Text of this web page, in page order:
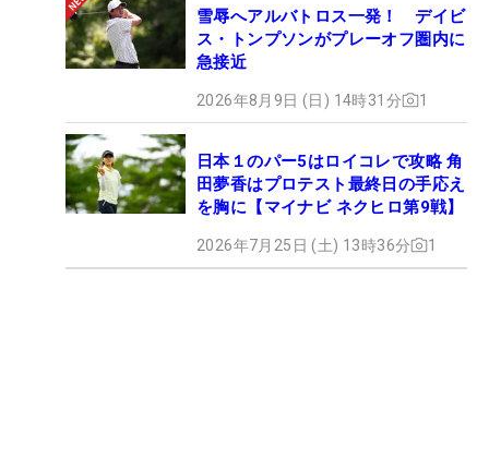
雪辱へアルバトロス一発！ デイビ
ス・トンプソンがプレーオフ圏内に
急接近
2026年8月9日 (日) 14時31分 1
日本１のパー5はロイコレで攻略 角
田夢香はプロテスト最終日の手応え
を胸に【マイナビ ネクヒロ第9戦】
2026年7月25日 (土) 13時36分 1